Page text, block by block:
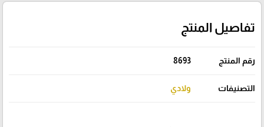
تفاصيل المنتج
رقم المنتج 8693
التصنيفات ولادي